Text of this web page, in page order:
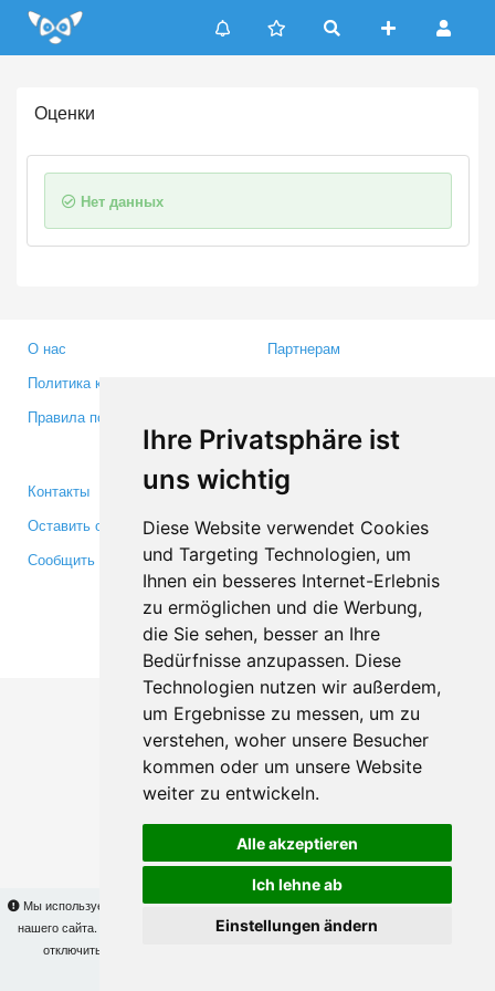
Ihre Privatsphäre ist
uns wichtig
Diese Website verwendet Cookies
und Targeting Technologien, um
Ihnen ein besseres Internet-Erlebnis
zu ermöglichen und die Werbung,
die Sie sehen, besser an Ihre
Bedürfnisse anzupassen. Diese
Technologien nutzen wir außerdem,
um Ergebnisse zu messen, um zu
verstehen, woher unsere Besucher
kommen oder um unsere Website
weiter zu entwickeln.
Alle akzeptieren
Ich lehne ab
Einstellungen ändern
Update cookies preferences
Мы используем cookies для того, чтобы Вы могли использовать весь функционал
нашего сайта. На
Вы сможете узнать подробности и, при желании,
отключить использование cookies. Продолжая пользоваться сайтом, Вы
Оценки
Нет данных
О нас
Политика конфиденциальности
Правила пользования
Партнерам
Медиа
Контакты
Оставить отзыв
Сообщить об ошибке
Facebook
Twitter
YouTube
Google+
Makis© Copyright 2026